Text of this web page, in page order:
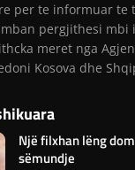
per te informuar te
pergjithesi mbi
meret nga
Kosova dhe
Një filxhan lëng
sëmundje